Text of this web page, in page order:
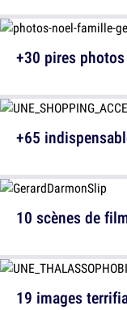
+65
19 images
+30 pires
10 scènes de